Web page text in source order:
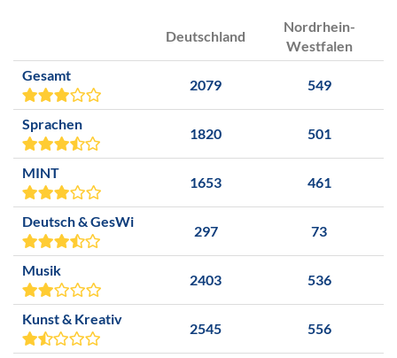
Deutschland
Nordrhein-
Westfalen
Gesamt
2079 549
Sprachen
1820 501
MINT
1653 461
Deutsch & GesWi
297 73
Musik
2403 536
Kunst & Kreativ
2545 556